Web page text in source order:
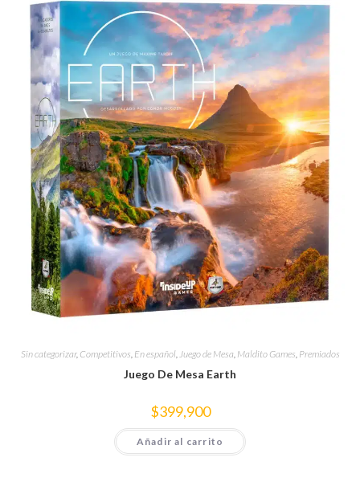
Sin categorizar, Competitivos En español, Juego de Mesa Maldito Games Premiados
Juego De Mesa Earth
$399,900
Añadir al carrito